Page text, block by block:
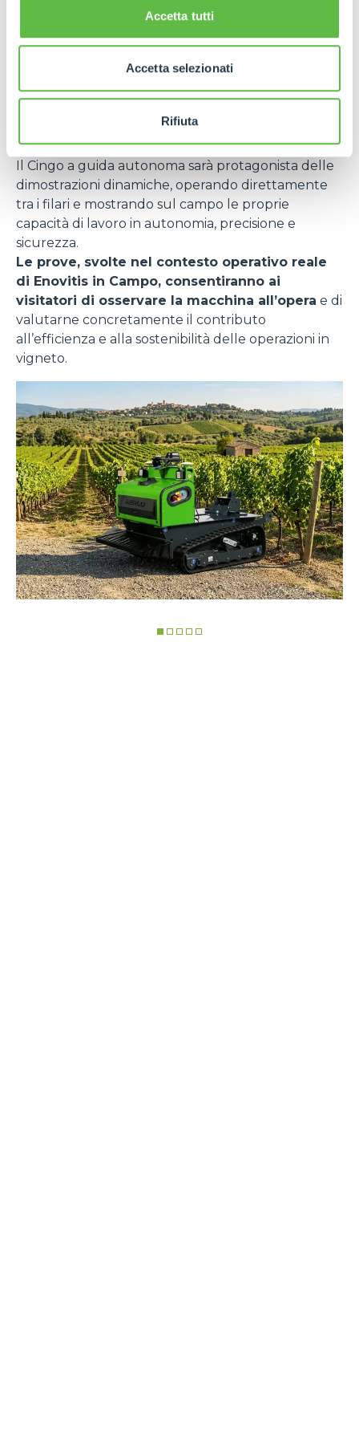
Accetta tutti
Accetta selezionati
Rifiuta
riconoscimento che premia le soluzioni più
avanzate e promettenti per il futuro della
la capacità di Merlo di anticipare le evoluzioni del
settore e di trasformare la ricerca tecnologica in
strumenti concreti al servizio delle aziende
Il Cingo a guida autonoma sarà protagonista delle
dimostrazioni dinamiche, operando direttamente
tra i filari e mostrando sul campo le proprie
capacità di lavoro in autonomia, precisione e
sicurezza.
Le prove, svolte nel contesto operativo reale
di Enovitis in Campo, consentiranno ai
visitatori di osservare la macchina all’opera e di
valutarne concretamente il contributo
all’efficienza e alla sostenibilità delle operazioni in
vigneto.